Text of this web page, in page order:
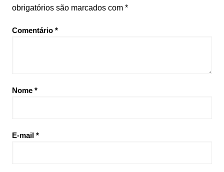
obrigatórios são marcados com *
Comentário *
Nome *
E-mail *